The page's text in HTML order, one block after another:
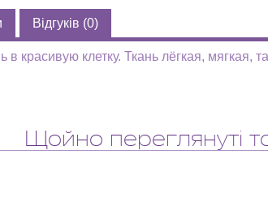
Відгуків (0)
в красивую клетку. Ткань лёгкая, мягкая,
Щойно переглянуті